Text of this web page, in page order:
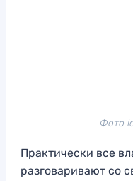
Фото
Практически все
разговаривают со